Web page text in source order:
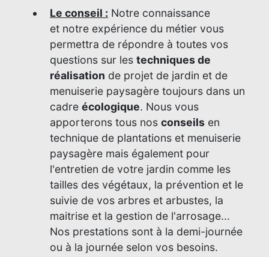
Le conseil : Notre connaissance
et notre expérience du métier vous
permettra de répondre à toutes vos
questions sur les techniques de
réalisation de projet de jardin et de
menuiserie paysagère toujours dans un
cadre écologique. Nous vous
apporterons tous nos conseils en
technique de plantations et menuiserie
paysagère mais également pour
l'entretien de votre jardin comme les
tailles des végétaux, la prévention et le
suivie de vos arbres et arbustes, la
maitrise et la gestion de l'arrosage...
Nos prestations sont à la demi-journée
ou à la journée selon vos besoins.